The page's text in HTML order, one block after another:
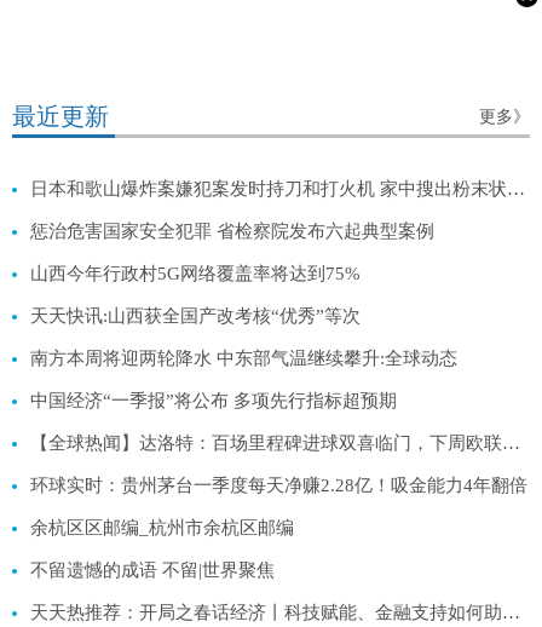
最近更新 更多》
日本和歌山爆炸案嫌犯案发时持刀和打火机 家中搜出粉末状物体
惩治危害国家安全犯罪 省检察院发布六起典型案例
山西今年行政村5G网络覆盖率将达到75%
天天快讯:山西获全国产改考核“优秀”等次
南方本周将迎两轮降水 中东部气温继续攀升:全球动态
中国经济“一季报”将公布 多项先行指标超预期
【全球热闻】达洛特：百场里程碑进球双喜临门，下周欧联杯和足总杯要更进一步
环球实时：贵州茅台一季度每天净赚2.28亿！吸金能力4年翻倍
余杭区区邮编_杭州市余杭区邮编
不留遗憾的成语 不留|世界聚焦
天天热推荐：开局之春话经济丨科技赋能、金融支持如何助力粮食产能提升？